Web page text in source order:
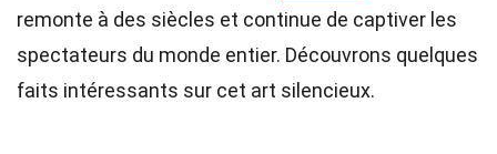
remonte à des siècles et continue de captiver les
spectateurs du monde entier. Découvrons quelques
faits intéressants sur cet art silencieux.